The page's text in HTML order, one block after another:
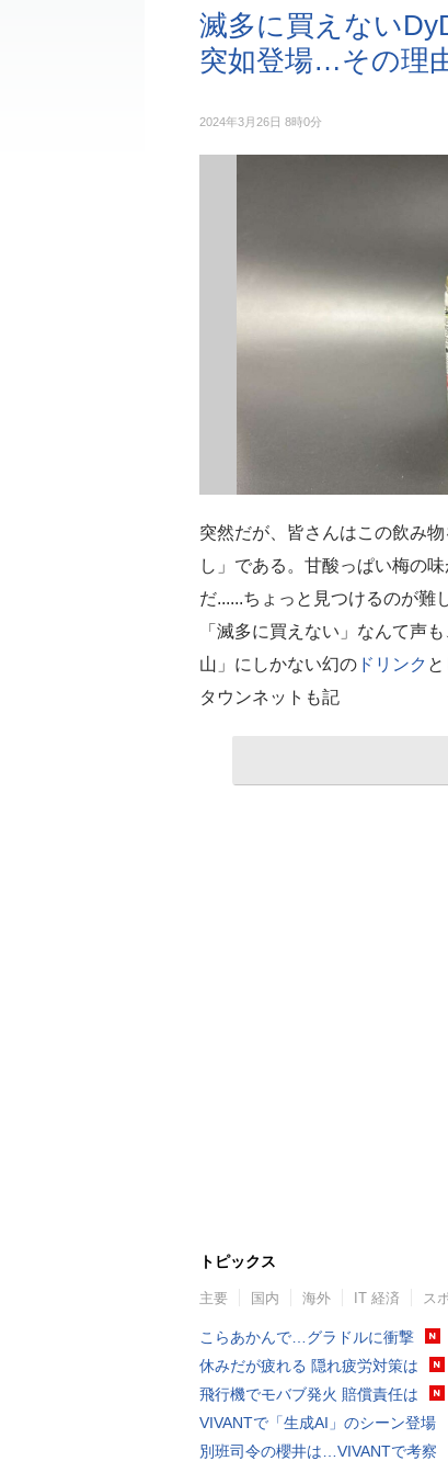
滅多に買えない
突如登場…その理
2024年3月26日 8時0分
突然だが、皆さんはこの飲み物
し」である。甘酸っぱい梅の
だ......ちょっと見つけるのが難
「滅多に買えない」なんて声
山」にしかない幻の ドリンク
タウンネットも記
トピックス
主要 国内 海外 IT 経済 ス
こらあかんで…グラドルに衝撃
休みだが疲れる 隠れ疲労対策は
飛行機でモバブ発火 賠償責任は
VIVANTで「生成AI」のシーン登場
別班司令の櫻井は…VIVANTで考察